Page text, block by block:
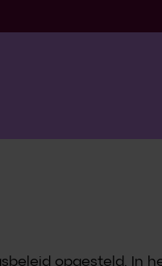
opgesteld. In